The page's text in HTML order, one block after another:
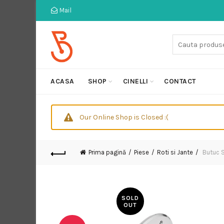
Mail
ACASA SHOP CINELLI CONTACT
Our Online Shop is Closed :(
Prima pagină Piese Roti si Jante Butuc
SOLD
OUT